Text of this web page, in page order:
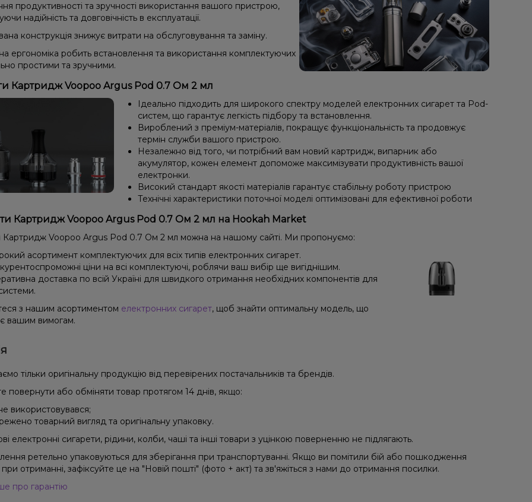
продуктивності та зручності використання вашого пристрою,
надійність та довговічність в експлуатації.
конструкція знижує витрати на обслуговування та заміну.
ергономіка робить встановлення та використання комплектуючих
простими та зручними.
Картридж Voopoo Argus Pod 0.7 Ом 2 мл
Ідеально підходить для широкого спектру моделей електронних сигарет та Pod-
систем, що гарантує легкість підбору та встановлення.
Вироблений з преміум-матеріалів, покращує функціональність та продовжує
термін служби вашого пристрою.
Незалежно від того, чи потрібний вам новий картридж, випарник або
акумулятор, кожен елемент допоможе максимізувати продуктивність вашої
електронки.
Високий стандарт якості матеріалів гарантує стабільну роботу пристрою
Технічні характеристики поточної моделі оптимізовані для ефективної роботи
Картридж Voopoo Argus Pod 0.7 Ом 2 мл на Hookah Market
Картридж Voopoo Argus Pod 0.7 Ом 2 мл можна на нашому сайті. Ми пропонуємо:
асортимент комплектуючих для всіх типів електронних сигарет.
ціни на всі комплектуючі, роблячи ваш вибір ще вигіднішим.
доставка по всій Україні для швидкого отримання необхідних компонентів для
з нашим асортиментом електронних сигарет, щоб знайти оптимальну модель, що
вашим вимогам.
тільки оригінальну продукцію від перевірених постачальників та брендів.
повернути або обміняти товар протягом 14 днів, якщо:
використовувався;
товарний вигляд та оригінальну упаковку.
електронні сигарети, рідини, колби, чаші та інші товари з уцінкою поверненню не підлягають.
ретельно упаковуються для зберігання при транспортуванні. Якщо ви помітили бій або пошкодження
отриманні, зафіксуйте це на "Новій пошті" (фото + акт) та зв'яжіться з нами до отримання посилки.
про гарантію